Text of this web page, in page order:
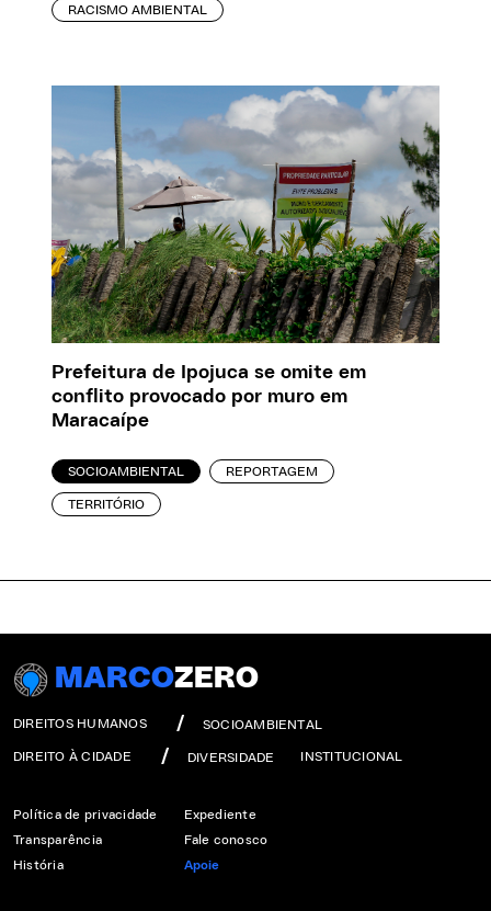
RACISMO AMBIENTAL
Prefeitura de Ipojuca se omite em
conflito provocado por muro em
Maracaípe
SOCIOAMBIENTAL REPORTAGEM
TERRITÓRIO
MARCOZERO
DIREITOS HUMANOS SOCIOAMBIENTAL
DIREITO À CIDADE DIVERSIDADE INSTITUCIONAL
Política de privacidade
Transparência
História
Expediente
Fale conosco
Apoie